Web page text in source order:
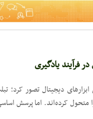
فرآیند یادگیری
ابزارهای دیجیتال تصور
متحول کرده‌اند. اما پرسش